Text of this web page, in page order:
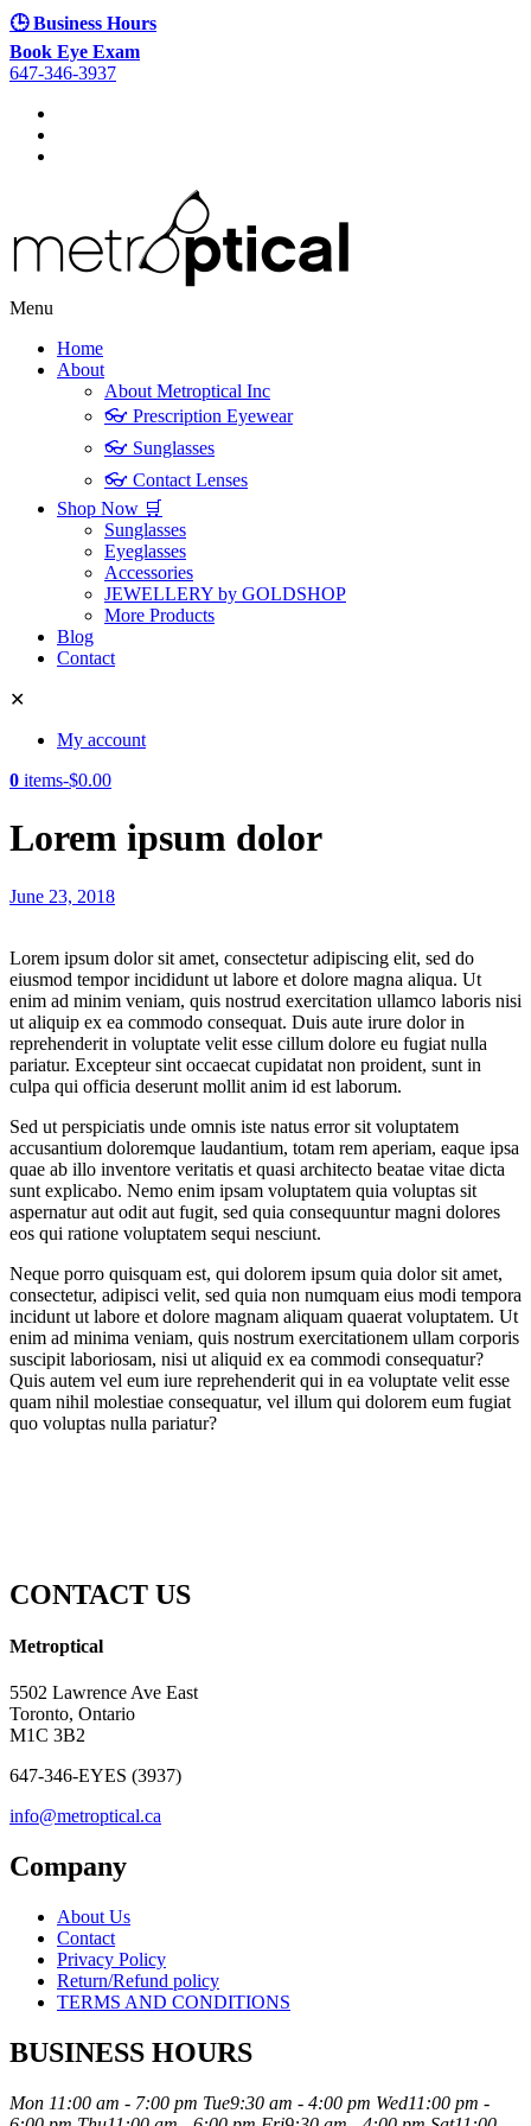
🕒 Business Hours
Book Eye Exam
647-346-3937
Menu
Home
About
About Metroptical Inc
👓 Prescription Eyewear
👓 Sunglasses
👓 Contact Lenses
Shop Now 🛒
Sunglasses
Eyeglasses
Accessories
JEWELLERY by GOLDSHOP
More Products
Blog
Contact
✕
My account
0 items-$0.00
Lorem ipsum dolor
June 23, 2018
Lorem ipsum dolor sit amet, consectetur adipiscing elit, sed do
eiusmod tempor incididunt ut labore et dolore magna aliqua. Ut
enim ad minim veniam, quis nostrud exercitation ullamco laboris nisi
ut aliquip ex ea commodo consequat. Duis aute irure dolor in
reprehenderit in voluptate velit esse cillum dolore eu fugiat nulla
pariatur. Excepteur sint occaecat cupidatat non proident, sunt in
culpa qui officia deserunt mollit anim id est laborum.
Sed ut perspiciatis unde omnis iste natus error sit voluptatem
accusantium doloremque laudantium, totam rem aperiam, eaque ipsa
quae ab illo inventore veritatis et quasi architecto beatae vitae dicta
sunt explicabo. Nemo enim ipsam voluptatem quia voluptas sit
aspernatur aut odit aut fugit, sed quia consequuntur magni dolores
eos qui ratione voluptatem sequi nesciunt.
Neque porro quisquam est, qui dolorem ipsum quia dolor sit amet,
consectetur, adipisci velit, sed quia non numquam eius modi tempora
incidunt ut labore et dolore magnam aliquam quaerat voluptatem. Ut
enim ad minima veniam, quis nostrum exercitationem ullam corporis
suscipit laboriosam, nisi ut aliquid ex ea commodi consequatur?
Quis autem vel eum iure reprehenderit qui in ea voluptate velit esse
quam nihil molestiae consequatur, vel illum qui dolorem eum fugiat
quo voluptas nulla pariatur?
CONTACT US
Metroptical
5502 Lawrence Ave East
Toronto, Ontario
M1C 3B2
647-346-EYES (3937)
info@metroptical.ca
Company
About Us
Contact
Privacy Policy
Return/Refund policy
TERMS AND CONDITIONS
BUSINESS HOURS
Mon 11:00 am - 7:00 pm Tue9:30 am - 4:00 pm Wed11:00 pm -